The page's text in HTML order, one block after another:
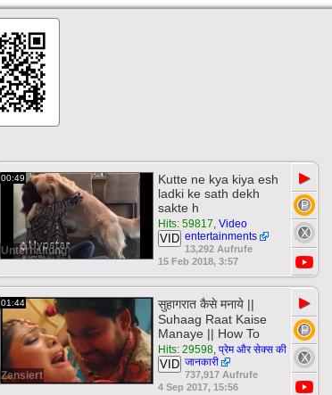
00:49
Unterhaltung
Kutte ne kya kiya esh
ladki ke sath dekh
sakte h
Hits: 59817, Video
entertainments
VID
13,292 Aufrufe
15 Feb 2018, 3:57
▶
01:44
Zensiert
सुहागरात कैसे मनाये ||
Suhaag Raat Kaise
Manaye || How To
Hits: 29598, प्रेम और सेक्स की
जानकारी
VID
737,917 Aufrufe
4 Sep 2017, 15:56
▶